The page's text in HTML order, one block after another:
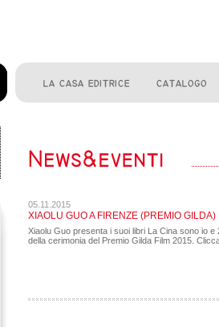
05.11.2015
XIAOLU GUO A FIRENZE (PREMIO GILDA)
Xiaolu Guo presenta i suoi libri La Cina sono io
della cerimonia del Premio Gilda Film 2015.